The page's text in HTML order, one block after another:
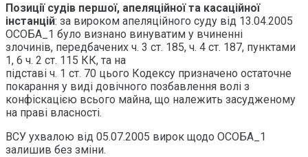
Позиції судів першої, апеляційної та касаційної
інстанцій: за вироком апеляційного суду від 13.04.2005
ОСОБА_1 було визнано винуватим у вчиненні
злочинів, передбачених ч. 3 ст. 185, ч. 4 ст. 187, пунктами
1, 6 ч. 2 ст. 115 КК, та на
підставі ч. 1 ст. 70 цього Кодексу призначено остаточне
покарання у виді довічного позбавлення волі з
конфіскацією всього майна, що належить засудженому
на праві власності.
ВСУ ухвалою від 05.07.2005 вирок щодо ОСОБА_1
залишив без зміни.